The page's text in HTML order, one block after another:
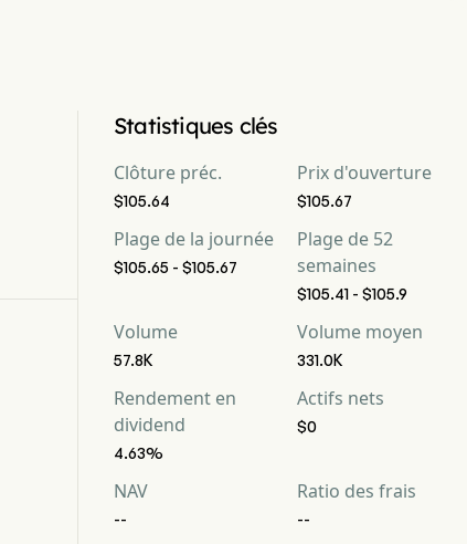
Statistiques clés
Clôture préc.
$105.64
Prix d'ouverture
$105.67
Plage de la journée
$105.65 - $105.67
Plage de 52
semaines
$105.41 - $105.9
Volume
57.8K
Volume moyen
331.0K
Rendement en
dividend
4.63%
Actifs nets
$0
NAV
--
Ratio des frais
--